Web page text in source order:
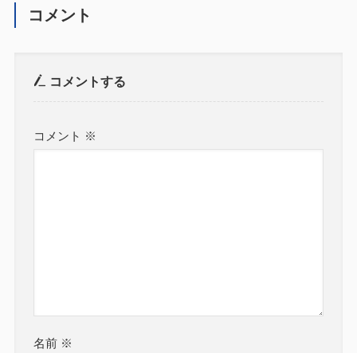
コメント
コメントする
コメント ※
名前 ※